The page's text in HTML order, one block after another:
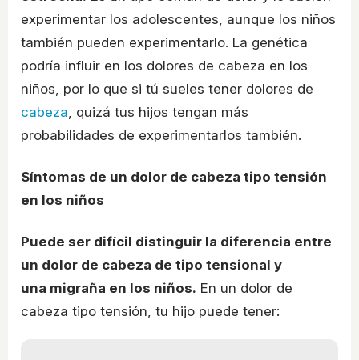
experimentar los adolescentes, aunque los niños
también pueden experimentarlo. La genética
podría influir en los dolores de cabeza en los
niños, por lo que si tú sueles tener dolores de
cabeza, quizá tus hijos tengan más
probabilidades de experimentarlos también.
Síntomas de un dolor de cabeza tipo tensión
en los niños
Puede ser difícil distinguir la diferencia entre
un dolor de cabeza de tipo tensional y
una migraña en los niños. En un dolor de
cabeza tipo tensión, tu hijo puede tener: